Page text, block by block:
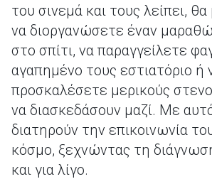
του σινεμά και τους λείπει,
να διοργανώσετε έναν
στο σπίτι, να παραγγείλετε
αγαπημένο τους εστιατόριο ή
προσκαλέσετε μερικούς
να διασκεδάσουν μαζί. Με
διατηρούν την επικοινωνία
κόσμο, ξεχνώντας τη
και για λίγο.